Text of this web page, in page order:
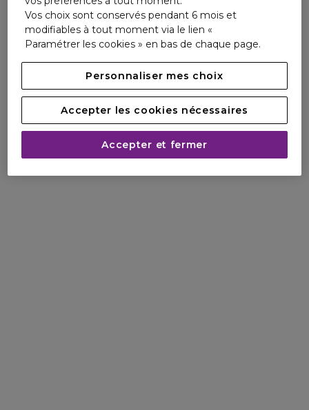
Vos choix sont conservés pendant 6 mois et
modifiables à tout moment via le lien «
Paramétrer les cookies » en bas de chaque page.
Personnaliser mes choix
Accepter les cookies nécessaires
Accepter et fermer